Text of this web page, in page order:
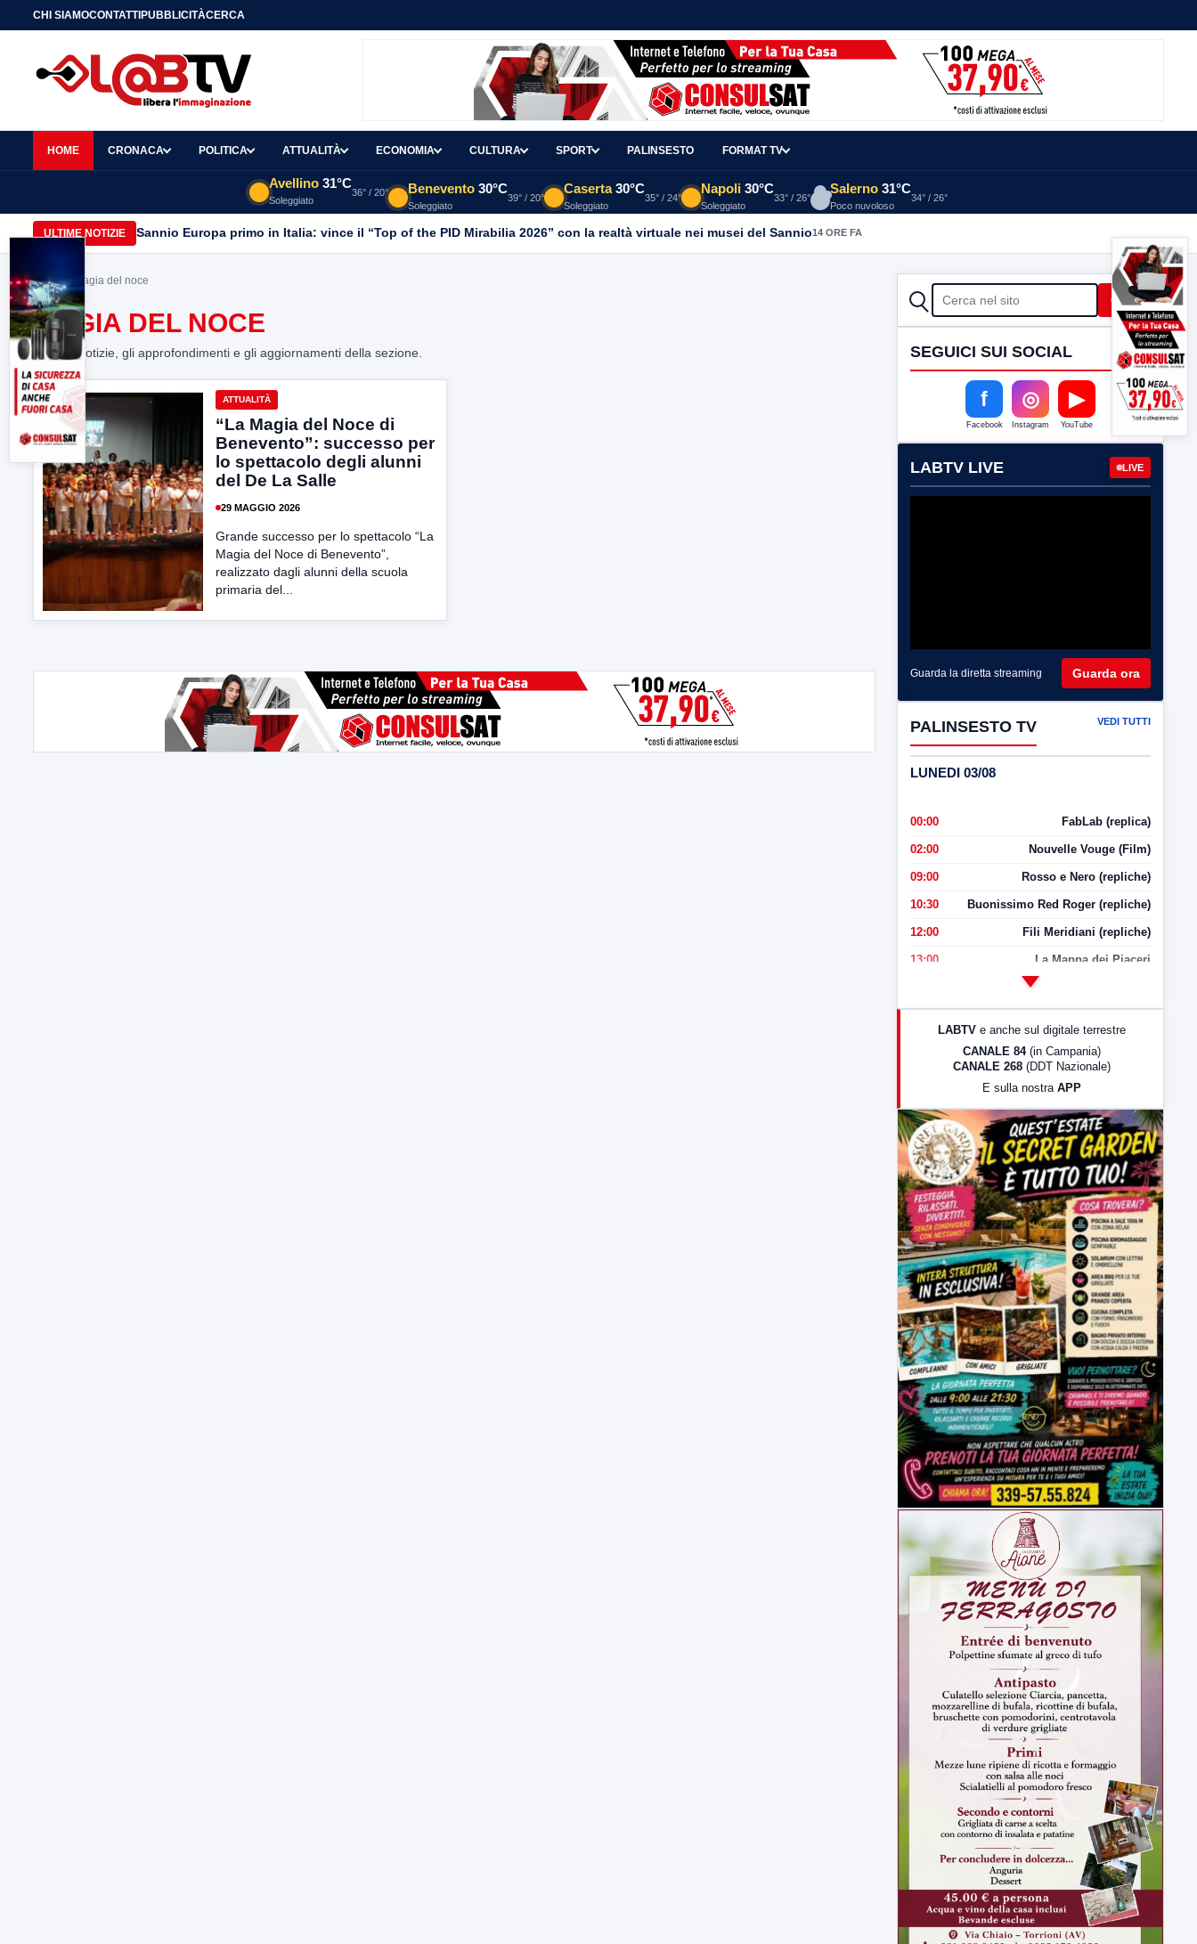
CHI SIAMOCONTATTIPUBBLICITÀCERCA
HOME CRONACA POLITICA ATTUALITÀ ECONOMIA CULTURA SPORT PALINSESTO FORMAT TV
Avellino 31°C
Soleggiato
36° / 20° Benevento 30°C
Soleggiato
39° / 20°
Caserta 30°C
Soleggiato
35° / 24°
Napoli 30°C
Soleggiato
33° / 26°
Salerno 31°C
Poco nuvoloso
34° / 26°
ULTIME NOTIZIE Sannio Europa primo in Italia: vince il “Top of the PID Mirabilia 2026” con la realtà virtuale nei musei del Sannio14 ORE FA
Home> magia del noce
MAGIA DEL NOCE
Tutte le notizie, gli approfondimenti e gli aggiornamenti della sezione.
ATTUALITÀ
“La Magia del Noce di
Benevento”: successo per
lo spettacolo degli alunni
del De La Salle
29 MAGGIO 2026
Grande successo per lo spettacolo “La
Magia del Noce di Benevento”,
realizzato dagli alunni della scuola
primaria del...
CERCA Cerca
SEGUICI SUI SOCIAL
f
Facebook
◎
Instagram
▶
YouTube
LABTV LIVE LIVE
Guarda la diretta streaming Guarda ora
PALINSESTO TV VEDI TUTTI
LUNEDI 03/08
00:00 FabLab (replica)
02:00 Nouvelle Vouge (Film)
09:00 Rosso e Nero (repliche)
10:30 Buonissimo Red Roger (repliche)
12:00 Fili Meridiani (repliche)
13:00 La Mappa dei Piaceri
LabNews (Diretta)
23:00 LabNews (replica)
LABTV e anche sul digitale terrestre
CANALE 84 (in Campania)
CANALE 268 (DDT Nazionale)
E sulla nostra APP
ULTIMI VIDEO
TUTTI I VIDEO